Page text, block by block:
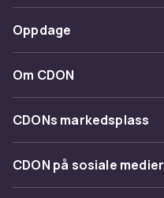
Spor pakke
Angre & returner her
Kontakt oss
Betaling
Levering
Tilbakekallinger
Oppdage
Kategorier
Varemerker
Om CDON
Om oss
Kundeanmeldelser
Jobbe på CDON
CDONs markedsplass
Merchant Help Center
CDON på sosiale medier